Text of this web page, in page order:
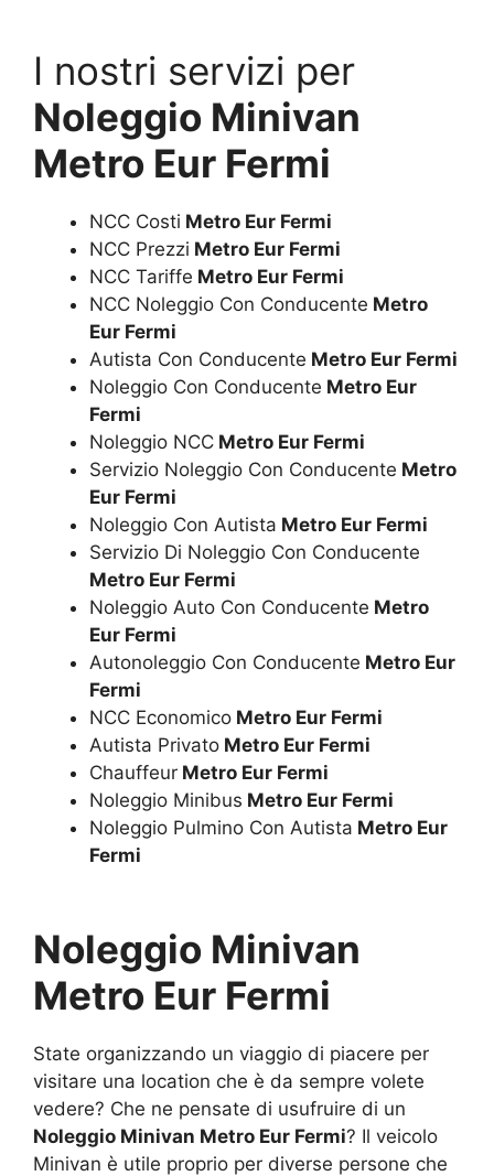
I nostri servizi per
Noleggio Minivan
Metro Eur Fermi
NCC Costi Metro Eur Fermi
NCC Prezzi Metro Eur Fermi
NCC Tariffe Metro Eur Fermi
NCC Noleggio Con Conducente Metro
Eur Fermi
Autista Con Conducente Metro Eur Fermi
Noleggio Con Conducente Metro Eur
Fermi
Noleggio NCC Metro Eur Fermi
Servizio Noleggio Con Conducente Metro
Eur Fermi
Noleggio Con Autista Metro Eur Fermi
Servizio Di Noleggio Con Conducente
Metro Eur Fermi
Noleggio Auto Con Conducente Metro
Eur Fermi
Autonoleggio Con Conducente Metro Eur
Fermi
NCC Economico Metro Eur Fermi
Autista Privato Metro Eur Fermi
Chauffeur Metro Eur Fermi
Noleggio Minibus Metro Eur Fermi
Noleggio Pulmino Con Autista Metro Eur
Fermi
Noleggio Minivan
Metro Eur Fermi
State organizzando un viaggio di piacere per
visitare una location che è da sempre volete
vedere? Che ne pensate di usufruire di un
Noleggio Minivan Metro Eur Fermi? Il veicolo
Minivan è utile proprio per diverse persone che